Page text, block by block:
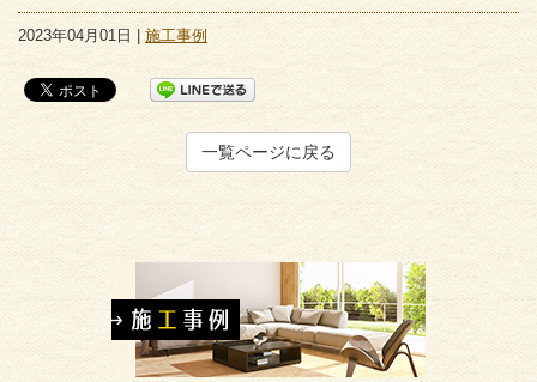
2023年04月01日 | 施工事例
一覧ページに戻る